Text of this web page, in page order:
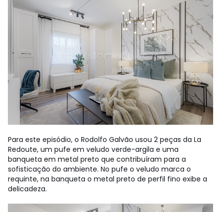
Para este episódio, o Rodolfo Galvão usou 2 peças da La
Redoute, um pufe em veludo verde-argila e uma
banqueta em metal preto que contribuíram para a
sofisticação do ambiente. No pufe o veludo marca o
requinte, na banqueta o metal preto de perfil fino exibe a
delicadeza.